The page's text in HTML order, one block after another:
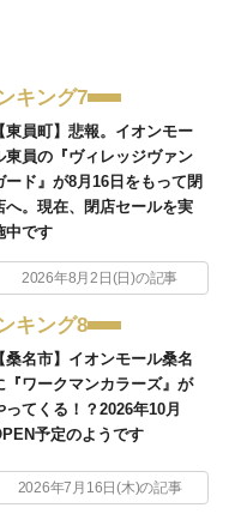
キング7
【東員町】悲報。イオンモー
東員の『ヴィレッジヴァン
ード』が8月16日をもって閉
へ。現在、閉店セールを実
中です
2026年8月2日(日)の記事
キング8
【桑名市】イオンモール桑名
『ワークマンカラーズ』が
ってくる！？2026年10月
予定のようです
2026年7月16日(木)の記事